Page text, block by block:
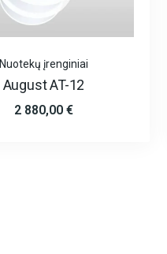
Nuotekų įrenginiai
August AT-12
2 880,00 €